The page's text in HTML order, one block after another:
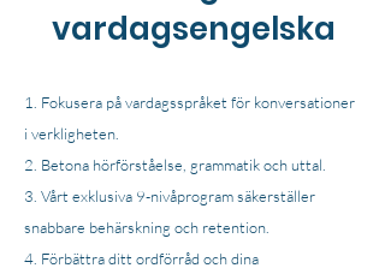
vardagsengelska
Fokusera på vardagsspråket för konversationer
i verkligheten.
Betona hörförståelse, grammatik och uttal.
Vårt exklusiva 9-nivåprogram säkerställer
snabbare behärskning och retention.
Förbättra ditt ordförråd och dina